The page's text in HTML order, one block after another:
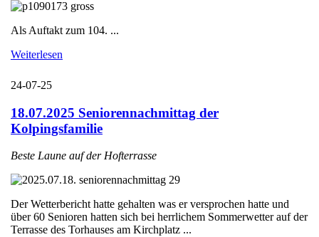
Als Auftakt zum 104. ...
Weiterlesen
24-07-25
18.07.2025 Seniorennachmittag der
Kolpingsfamilie
Beste Laune auf der Hofterrasse
Der Wetterbericht hatte gehalten was er versprochen hatte und
über 60 Senioren hatten sich bei herrlichem Sommerwetter auf der
Terrasse des Torhauses am Kirchplatz ...